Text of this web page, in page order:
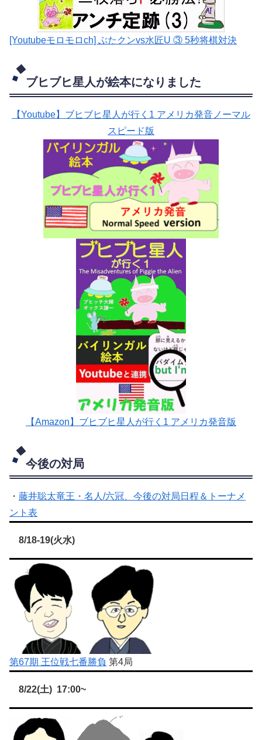
[Youtubeモロモロch] ぶたクンvs水匠U ③ 5秒将棋対決
ブヒブヒ星人が絵本になりました
【Youtube】ブヒブヒ星人が行く1 アメリカ発音ノーマル
スピード版
【Amazon】ブヒブヒ星人が行く1 アメリカ発音版
今後の対局
・ 藤井聡太竜王・名人/六冠、今後の対局日程＆トーナメ
ント表
8/18-19(火水)
第67期 王位戦七番勝負 第4局
8/22(土) 17:00~